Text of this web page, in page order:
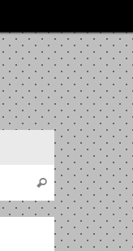
Recherche
Rechercher